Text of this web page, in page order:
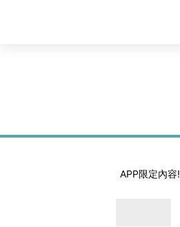
APP限定內容!